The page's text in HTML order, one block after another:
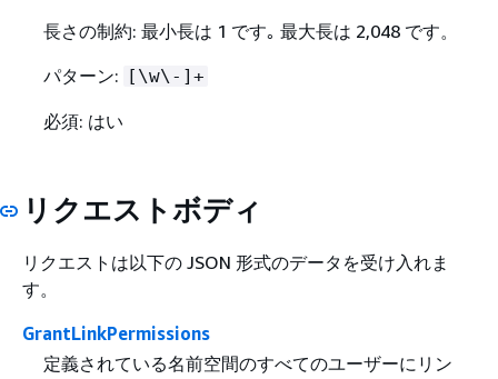
長さの制約: 最小長は 1 です｡ 最大長は 2,048 です。
パターン:
[\w\-]+
必須: はい
リクエストボディ
リクエストは以下の JSON 形式のデータを受け入れま
す。
GrantLinkPermissions
定義されている名前空間のすべてのユーザーにリン